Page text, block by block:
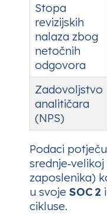
Stopa
revizijskih
nalaza zbog
netočnih
odgovora
Zadovoljstvo
analitičara
(NPS)
Podaci
zaposlenika)
u svoje SOC 2 i
cikluse.